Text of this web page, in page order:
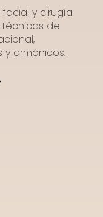
y cirugía
de
armónicos.